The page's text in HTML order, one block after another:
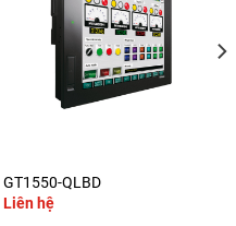
GT1550-QLBD
Liên hệ